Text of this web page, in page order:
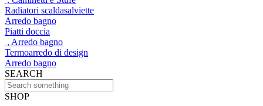
Radiatori scaldasalviette
Arredo bagno
Piatti doccia
, Arredo bagno
Termoarredo di design
Arredo bagno
SEARCH
SHOP